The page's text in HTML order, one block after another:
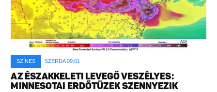
SZÍNES SZERDA 09:01
AZ ÉSZAKKELETI LEVEGŐ VESZÉLYES:
MINNESOTAI ERDŐTÜZEK SZENNYEZIK